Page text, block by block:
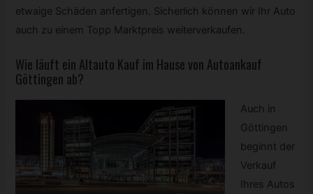
etwaige Schäden anfertigen. Sicherlich können wir Ihr Auto
auch zu einem Topp Marktpreis weiterverkaufen.
Wie läuft ein Altauto Kauf im Hause von Autoankauf
Göttingen ab?
Auch in
Göttingen
beginnt der
Verkauf
Ihres Autos